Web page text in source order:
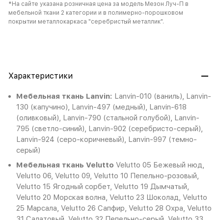
*На сайте указана розничная цена за модель Мезон Луч-П в
мебельной ткани 2 категории и в полимерно-порошковом
покрытии металлокаркаса "серебристый металлик".
Характеристики
Мебельная ткань Lanvin: Lanvin-010 (ваниль), Lanvin-
130 (капучино), Lanvin-497 (медный), Lanvin-618
(оливковый), Lanvin-790 (стальной голубой), Lanvin-
795 (светло-синий), Lanvin-902 (серебристо-серый),
Lanvin-924 (серо-коричневый), Lanvin-997 (темно-
серый)
Мебельная ткань Velutto Velutto 05 Бежевый нюд,
Velutto 06, Velutto 09, Velutto 10 Пепельно-розовый,
Velutto 15 Ягодный сорбет, Velutto 19 Дымчатый,
Velutto 20 Морская волна, Velutto 23 Шоколад, Velutto
25 Марсала, Velutto 26 Сапфир, Velutto 28 Охра, Velutto